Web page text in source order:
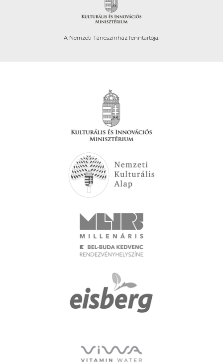
A Nemzeti Táncszínház fenntartója.